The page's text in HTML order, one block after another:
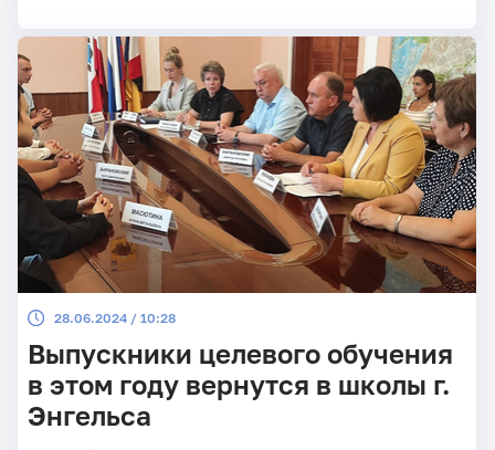
28.06.2024 / 10:28
Выпускники целевого обучения
в этом году вернутся в школы г.
Энгельса